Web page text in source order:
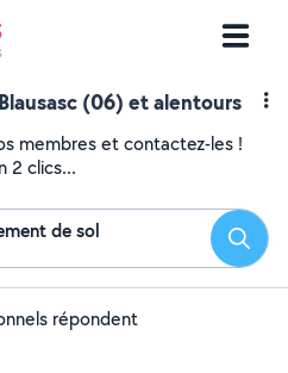
(06) et alentours
membres et contactez-les !
2 clics...
de sol
répondent